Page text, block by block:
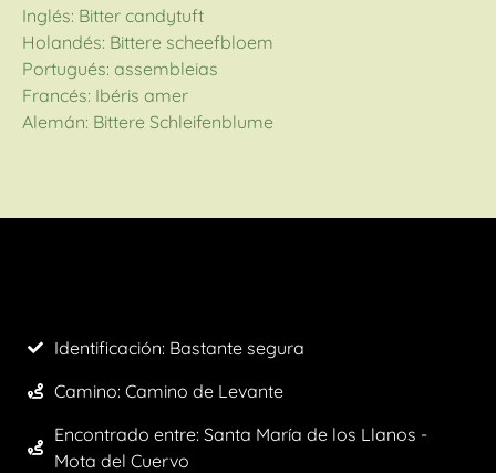
Inglés: Bitter candytuft
Holandés: Bittere scheefbloem
Portugués: assembleias
Francés: Ibéris amer
Alemán: Bittere Schleifenblume
Identificación: Bastante segura
Camino: Camino de Levante
Encontrado entre: Santa María de los Llanos -
Mota del Cuervo